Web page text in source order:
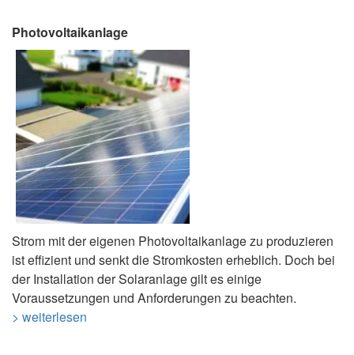
Photovoltaikanlage
Strom mit der eigenen Photovoltaikanlage zu produzieren
ist effizient und senkt die Stromkosten erheblich. Doch bei
der Installation der Solaranlage gilt es einige
Voraussetzungen und Anforderungen zu beachten.
> weiterlesen